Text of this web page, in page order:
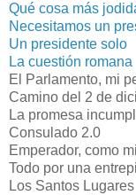
Qué cosa más
Necesitamos un
Un presidente solo
La cuestión romana
El Parlamento, mi
Camino del 2 de
La promesa
Consulado 2.0
Emperador, como
Todo por una
Los Santos Lugares